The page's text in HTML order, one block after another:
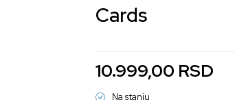
Cards
10.999,00 RSD
Na stanju